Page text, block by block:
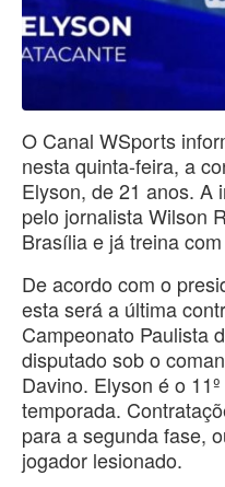
O Canal WSports
nesta quinta-feira, a
Elyson, de 21 anos. A
pelo jornalista Wilson
Brasília e já treina
De acordo com o
esta será a última
Campeonato Paulista
disputado sob o
Davino. Elyson é o
temporada.
para a segunda fase,
jogador lesionado.